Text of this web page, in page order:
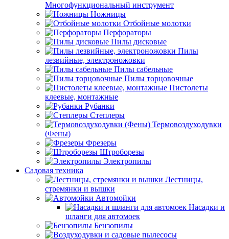
Многофункциональный инструмент
Ножницы
Отбойные молотки
Перфораторы
Пилы дисковые
Пилы
лезвийные, электроножовки
Пилы сабельные
Пилы торцовочные
Пистолеты
клеевые, монтажные
Рубанки
Степлеры
Термовоздуходувки
(Фены)
Фрезеры
Штроборезы
Электропилы
Садовая техника
Лестницы,
стремянки и вышки
Автомойки
Насадки и
шланги для автомоек
Бензопилы